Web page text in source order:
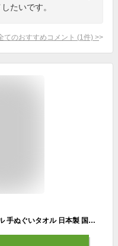
たいです。
てのおすすめコメント (1 件) >
タオル 今治 楽天 綿100% フェイスタオル 手ぬぐいタオル 日本製 国産 綿 コットン 33 × 100cm 吸水 速乾 かわいい おしゃれ お風呂 ボディタオル 浴用タオル 旅行 温泉 サウナ 銭湯 手ぬぐい てぬぐい 手拭い kontex コンテックス 布ごよみ タオルてぬぐい 日用品雑貨